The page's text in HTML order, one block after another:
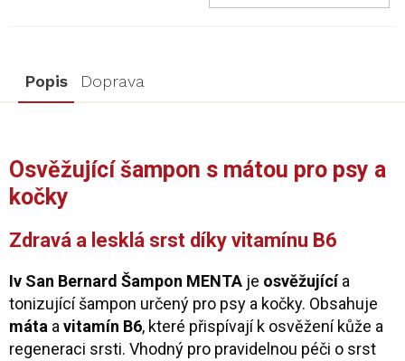
Popis Doprava
Osvěžující šampon s mátou pro psy a
kočky
Zdravá a lesklá srst díky vitamínu B6
Iv San Bernard Šampon MENTA je osvěžujícía
tonizující šampon určený pro psy a kočky. Obsahuje
máta a vitamín B6, které přispívají k osvěžení kůže a
regeneraci srsti. Vhodný pro pravidelnou péči o srst